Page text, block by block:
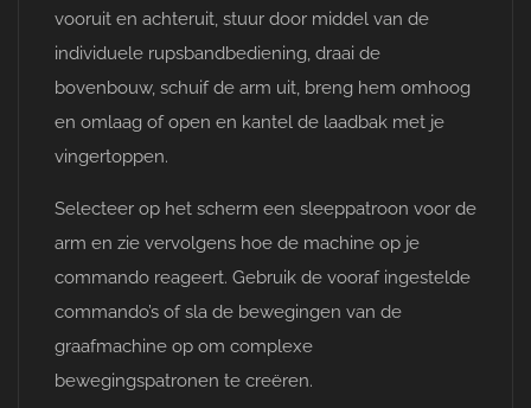
vooruit en achteruit, stuur door middel van de
individuele rupsbandbediening, draai de
bovenbouw, schuif de arm uit, breng hem omhoog
en omlaag of open en kantel de laadbak met je
vingertoppen.
Selecteer op het scherm een sleeppatroon voor de
arm en zie vervolgens hoe de machine op je
commando reageert. Gebruik de vooraf ingestelde
commando’s of sla de bewegingen van de
graafmachine op om complexe
bewegingspatronen te creëren.